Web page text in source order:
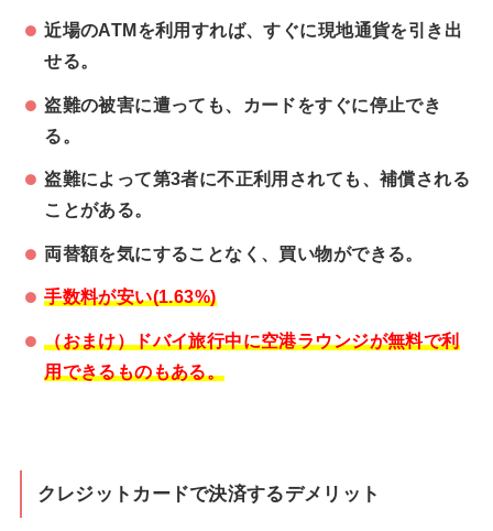
近場のATMを利用すれば、すぐに現地通貨を引き出
せる。
盗難の被害に遭っても、カードをすぐに停止でき
る。
盗難によって第3者に不正利用されても、補償される
ことがある。
両替額を気にすることなく、買い物ができる。
手数料が安い(1.63%)
（おまけ）ドバイ旅行中に空港ラウンジが無料で利
用できるものもある。
クレジットカードで決済するデメリット